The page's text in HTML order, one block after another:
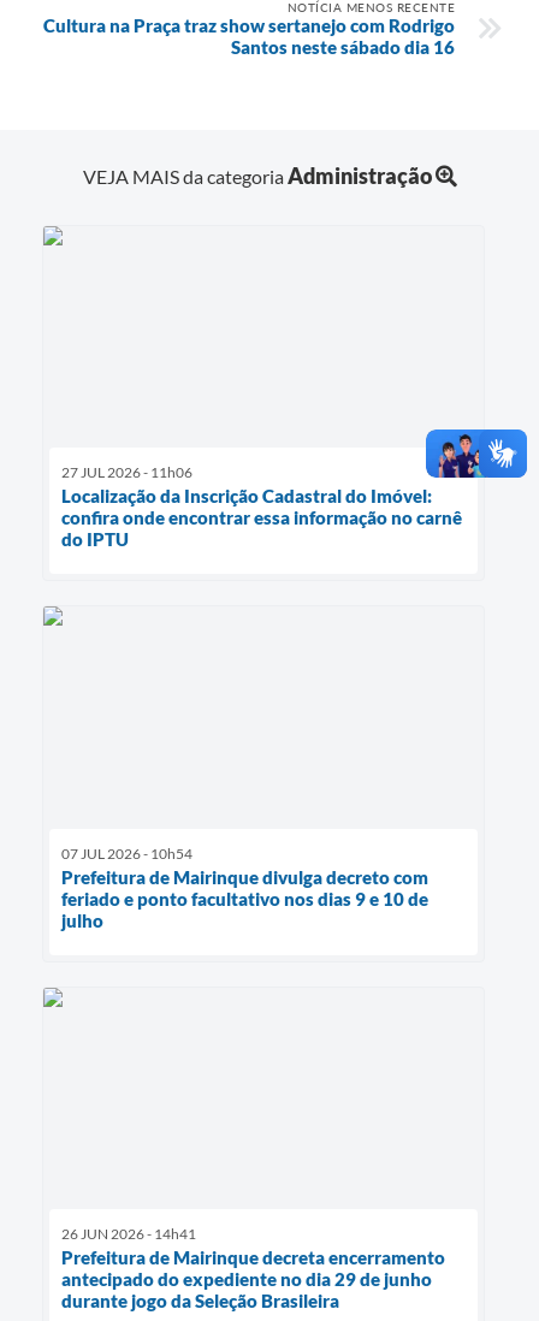
NOTÍCIA MENOS RECENTE
Cultura na Praça traz show sertanejo com Rodrigo
Santos neste sábado dia 16
VEJA MAIS da categoriaAdministração
27 JUL 2026 - 11h06
Localização da Inscrição Cadastral do Imóvel:
confira onde encontrar essa informação no carnê
do IPTU
07 JUL 2026 - 10h54
Prefeitura de Mairinque divulga decreto com
feriado e ponto facultativo nos dias 9 e 10 de
julho
26 JUN 2026 - 14h41
Prefeitura de Mairinque decreta encerramento
antecipado do expediente no dia 29 de junho
durante jogo da Seleção Brasileira